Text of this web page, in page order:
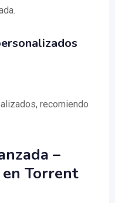
recomiendo
–
Torrent